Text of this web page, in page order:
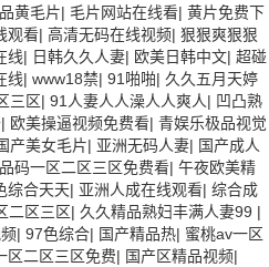
黄毛片| 毛片网站在线看| 黄片免费下
观看| 高清无码在线视频| 狠狠爽狠狠
线| 日韩久久人妻| 欧美日韩中文| 超碰
线| www18禁| 91啪啪| 久久五月天婷
三区| 91人妻人人澡人人爽人| 凹凸熟
| 欧美操逼视频免费看| 青娱乐极品视觉
产美女毛片| 亚洲无码人妻| 国产成人
码一区二区三区免费看| 午夜欧美精
综合天天| 亚洲人成在线观看| 综合成
二区三区| 久久精品熟妇丰满人妻99 |
| 97色综合| 国产精品热| 蜜桃av一区
区二区三区免费| 国产区精品视频|